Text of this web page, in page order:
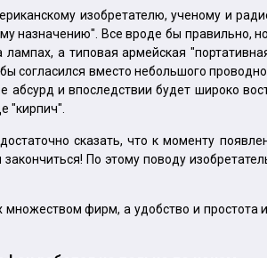
изобретателю, ученому и
Все вроде бы правильно,
а типовая армейская
вместо небольшого
абсурд и впоследствии будет широко
"кирпич".
сказать, что к моменту
По этому поводу
фирм, а удобство и простота